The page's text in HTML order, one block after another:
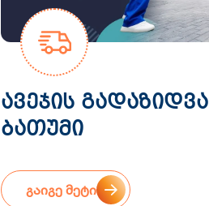
ავეჯის გადაზიდვა
ბათუმი
გაიგე მეტი